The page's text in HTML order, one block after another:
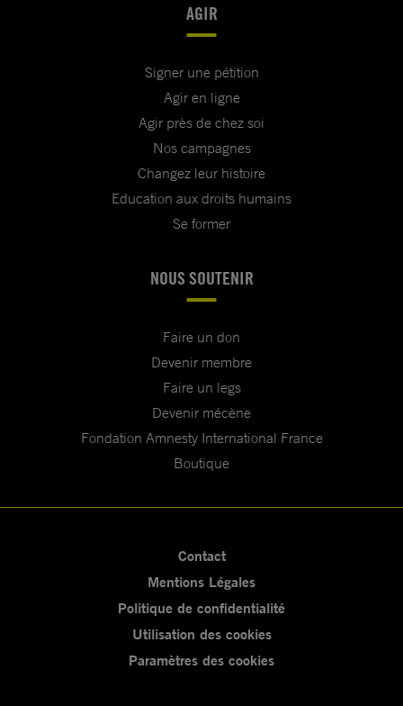
AGIR
Signer une pétition
Agir en ligne
Agir près de chez soi
Nos campagnes
Changez leur histoire
Education aux droits humains
Se former
NOUS SOUTENIR
Faire un don
Devenir membre
Faire un legs
Devenir mécène
Fondation Amnesty International France
Boutique
Contact
Mentions Légales
Politique de confidentialité
Utilisation des cookies
Paramètres des cookies